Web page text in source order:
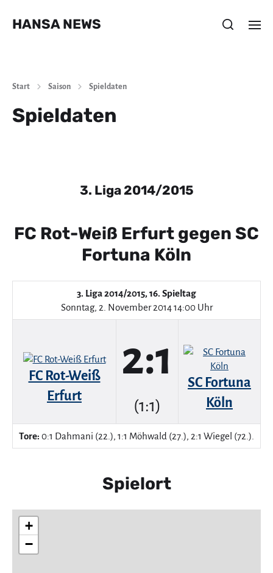
HANSA NEWS
Start Saison Spieldaten
Spieldaten
3. Liga 2014/2015
FC Rot-Weiß Erfurt gegen SC
Fortuna Köln
3. Liga 2014/2015, 16. Spieltag
Sonntag, 2. November 2014 14:00 Uhr
FC Rot-Weiß
Erfurt
2:1
(1:1)
SC Fortuna
Köln
Tore: 0:1 Dahmani (22.), 1:1 Möhwald (27.), 2:1 Wiegel (72.).
Spielort
+
−